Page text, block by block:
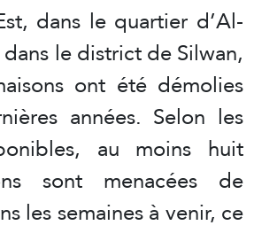
dans le quartier d’Al-
le district de Silwan,
ont été démolies
années. Selon les
au moins huit
sont menacées de
les semaines à venir, ce